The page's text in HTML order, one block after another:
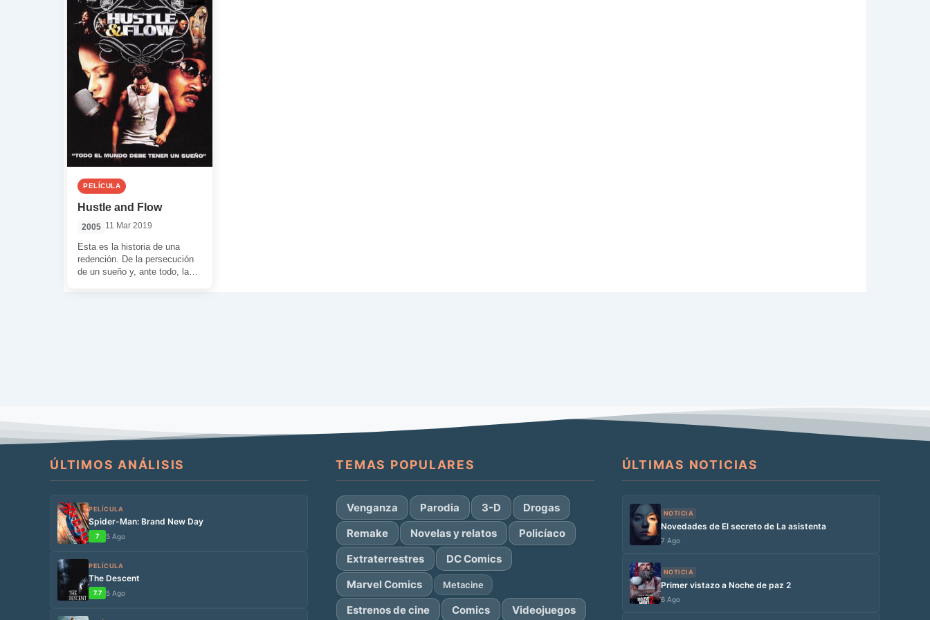
PELÍCULA
Hustle and Flow
2005 11 Mar 2019
Esta es la historia de una
redención. De la persecución
de un sueño y, ante todo, la
ÚLTIMOS ANÁLISIS
PELÍCULA
Spider-Man: Brand New Day
7 5 Ago
PELÍCULA
The Descent
7.7 5 Ago
TEMAS POPULARES
Venganza Parodia 3-D
Drogas
Remake
Novelas y relatos
Policíaco
Extraterrestres
DC Comics
Marvel Comics
Metacine
Estrenos de cine Comics Videojuegos
ÚLTIMAS NOTICIAS
NOTICIA
Novedades de El secreto de La asistenta
7 Ago
NOTICIA
Primer vistazo a Noche de paz 2
6 Ago